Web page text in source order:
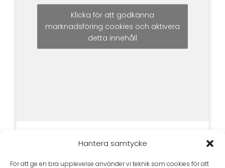
Hantera samtycke
För att ge en bra upplevelse använder vi teknik som cookies för att
Klicka för att godkänna
marknadsföring cookies och aktivera
detta innehåll